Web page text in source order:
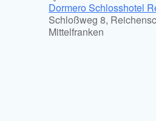
Dormero Schlosshotel
Schloßweg 8,
Mittelfranken